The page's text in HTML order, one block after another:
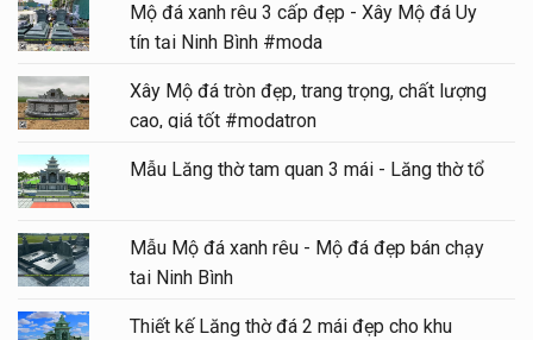
Mộ đá xanh rêu 3 cấp đẹp - Xây Mộ đá Uy
tín tại Ninh Bình #moda
Xây Mộ đá tròn đẹp, trang trọng, chất lượng
cao, giá tốt #modatron
Mẫu Lăng thờ tam quan 3 mái - Lăng thờ tổ
Mẫu Mộ đá xanh rêu - Mộ đá đẹp bán chạy
tại Ninh Bình
Thiết kế Lăng thờ đá 2 mái đẹp cho khu